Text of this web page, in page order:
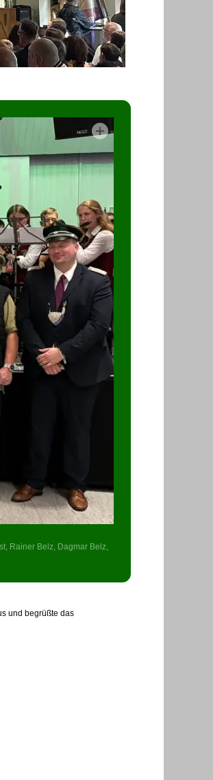
Rainer Belz, Dagmar Belz,
und begrüßte das